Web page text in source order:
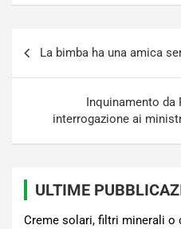
La bimba ha una amica
Inquinamento da
interrogazione ai
ULTIME
Creme solari, filtri minerali o